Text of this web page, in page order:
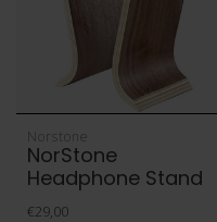
Norstone
NorStone
Headphone Stand
€29,00